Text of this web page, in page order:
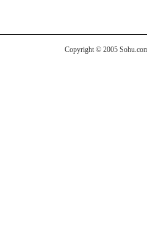
Copyright © 2005